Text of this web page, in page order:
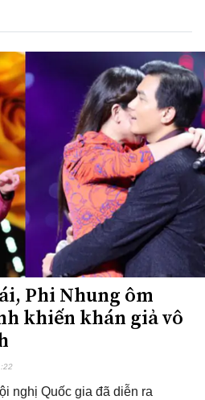
Phi Nhung ôm
khiến khán giả vô
nghị Quốc gia đã diễn ra